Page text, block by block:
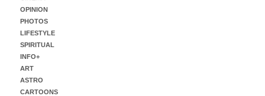
OPINION
PHOTOS
LIFESTYLE
SPIRITUAL
INFO+
ART
ASTRO
CARTOONS